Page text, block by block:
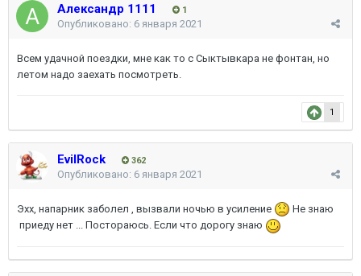
Александр 1111 1
Опубликовано: 6 января 2021
Всем удачной поездки, мне как то с Сыктывкара не фонтан, но
летом надо заехать посмотреть.
1
EvilRock 362
Опубликовано: 6 января 2021
Эхх, напарник заболел , вызвали ночью в усиление
Не знаю
приеду нет ... Постораюсь. Если что дорогу знаю